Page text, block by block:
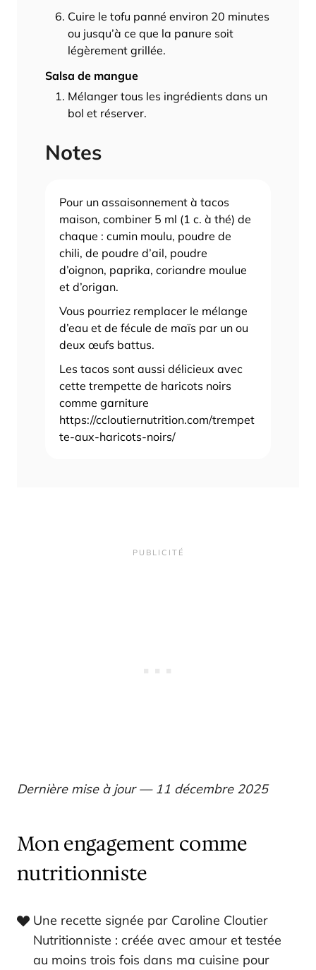
Cuire le tofu panné environ 20 minutes
ou jusqu’à ce que la panure soit
légèrement grillée.
Salsa de mangue
Mélanger tous les ingrédients dans un
bol et réserver.
Notes
Pour un assaisonnement à tacos
maison, combiner 5 ml (1 c. à thé) de
chaque : cumin moulu, poudre de
chili, de poudre d’ail, poudre
d’oignon, paprika, coriandre moulue
et d’origan.
Vous pourriez remplacer le mélange
d’eau et de fécule de maïs par un ou
deux œufs battus.
Les tacos sont aussi délicieux avec
cette trempette de haricots noirs
comme garniture
https://ccloutiernutrition.com/trempet
te-aux-haricots-noirs/
Dernière mise à jour — 11 décembre 2025
Mon engagement comme
nutritionniste
Une recette signée par Caroline Cloutier
Nutritionniste : créée avec amour et testée
au moins trois fois dans ma cuisine pour